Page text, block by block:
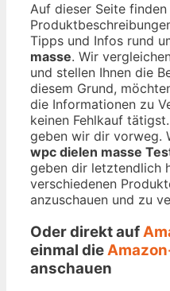
Auf dieser Seite finden
Tipps und Infos rund
masse. Wir
und stellen Ihnen die
diesem Grund,
die Informationen zu
keinen Fehlkauf
geben wir dir vorweg.
wpc dielen masse
geben dir letztendlich
verschiedenen
anzuschauen und zu
Oder direkt auf
einmal die
anschauen